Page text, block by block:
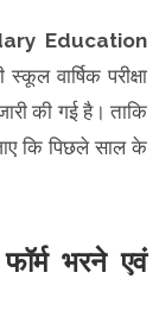
Education
वार्षिक परीक्षा
की गई है। ताकि
कि पिछले साल के
भरने एवं